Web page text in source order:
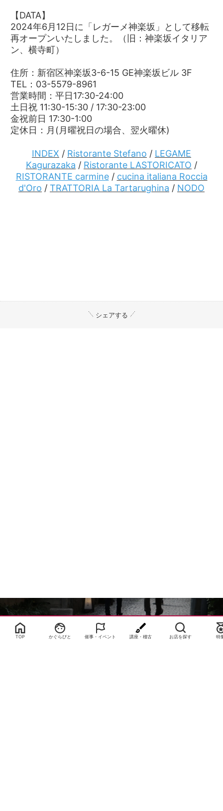
【DATA】
2024年6月12日に「レガーメ神楽坂」として移転
再オープンいたしました。（旧：神楽坂イタリア
ン、横寺町）
住所：新宿区神楽坂3-6-15 GE神楽坂ビル 3F
TEL：03-5579-8961
営業時間：平日17:30-24:00
土日祝 11:30-15:30 / 17:30-23:00
金祝前日 17:30-1:00
定休日：月(月曜祝日の場合、翌火曜休)
INDEX / Ristorante Stefano / LEGAME
Kagurazaka / Ristorante LASTORICATO /
RISTORANTE carmine/ cucina italiana Roccia
d'Oro / TRATTORIA La Tartarughina / NODO
シェアする
Select Language ▼
TOP かぐらびと 催事・イベント 講座・稽古 お店を探す 特